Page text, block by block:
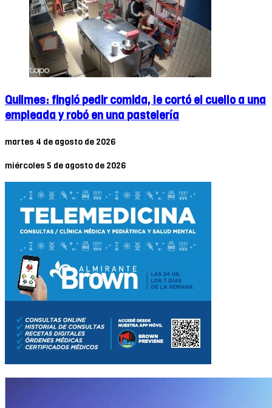
Quilmes: fingió pedir comida, le cortó el cuello a una
empleada y robó en una pastelería
martes 4 de agosto de 2026
miércoles 5 de agosto de 2026